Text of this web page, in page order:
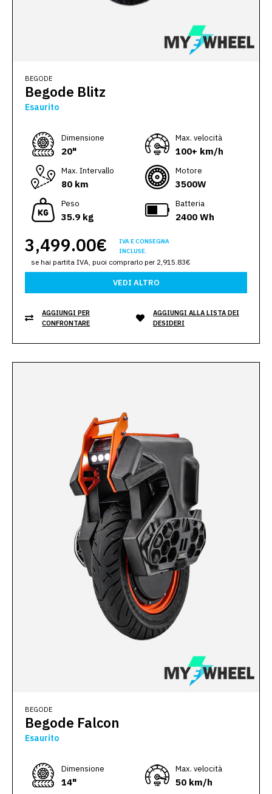
BEGODE
Begode Blitz
Esaurito
Dimensione
20"
Max. velocità
100+ km/h
Max. Intervallo
80 km
Motore
3500W
Peso
35.9 kg
Batteria
2400 Wh
3,499.00€
IVA E CONSEGNA
INCLUSE.
se hai partita IVA, puoi comprarlo per 2,915.83€
VEDI ALTRO
AGGIUNGI PER
CONFRONTARE
AGGIUNGI ALLA LISTA DEI
DESIDERI
BEGODE
Begode Falcon
Esaurito
Dimensione
14"
Max. velocità
50 km/h